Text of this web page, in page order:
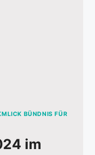
BÜNDNIS FÜR
im